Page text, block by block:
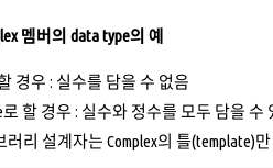
멤버의 data type의 예
경우 : 실수를 담을 수 없음
로 할 경우 : 실수와 정수를 모두 담을 수
러리 설계자는 Complex의 틀(template)